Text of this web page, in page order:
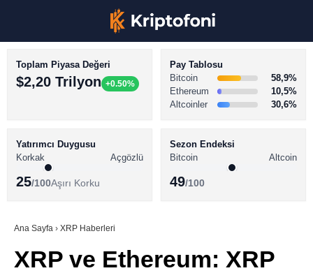
Youtube
BİTCOİN HABERLERİ
ALTCOİN HABERLERİ
SÖZLÜK
Toplam Piyasa Değeri
$2,20 Trilyon +0.50%
Pay Tablosu
Bitcoin
58,9%
Ethereum
10,5%
Altcoinler
30,6%
Yatırımcı Duygusu
Korkak
Açgözlü
25/100Aşırı Korku
Sezon Endeksi
Bitcoin
Altcoin
49/100
Ana Sayfa › XRP Haberleri
XRP ve Ethereum: XRP